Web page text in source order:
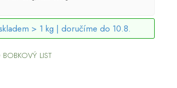
> 1 kg |doručíme do 10.8.
LIST